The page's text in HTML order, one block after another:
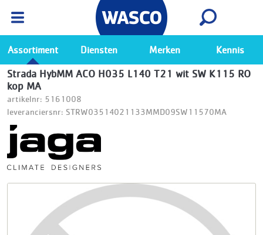
Ga naar de Wasco app
Bekijk
Assortiment Diensten Merken Kennis
Strada HybMM ACO H035 L140 T21 wit SW K115 RO
kop MA
artikelnr: 5161008
leveranciersnr: STRW03514021133MMD09SW11570MA